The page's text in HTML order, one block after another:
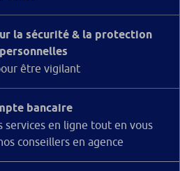
la sécurité & la protection
être vigilant
bancaire
services en ligne tout en vous
conseillers en agence